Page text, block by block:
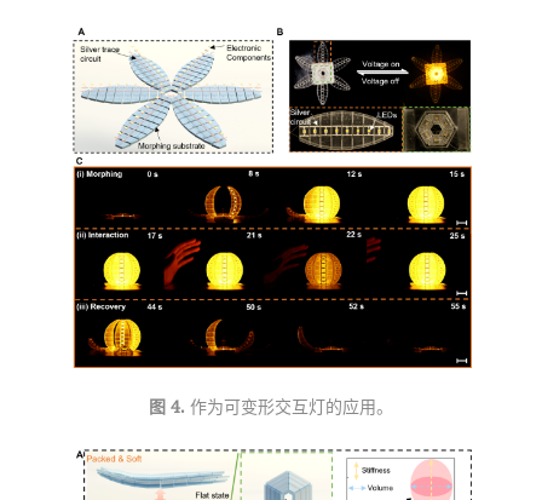
图 4. 作为可变形交互灯的应用。